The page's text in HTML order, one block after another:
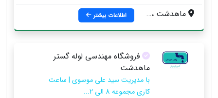
ماهدشت ، بلوار امام خمینی ، جنب دادسرای ماهدشت ، نبش خیابان فضیلت اطلاعات بیشتر
فروشگاه مهندسی لوله گستر
ماهدشت
با مدیریت سید علی موسوی | ساعت
کاری مجموعه 8 الی 2...